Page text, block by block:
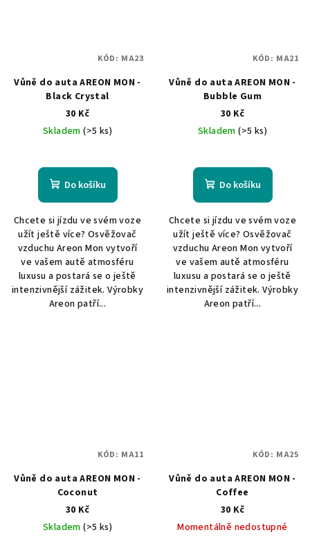
Vůně do auta AREON MON -
Black Crystal
30 Kč
Skladem(>5 ks)
Do košíku
Chcete si jízdu ve svém voze
užít ještě více? Osvěžovač
vzduchu Areon Mon vytvoří
ve vašem autě atmosféru
luxusu a postará se o ještě
intenzivnější zážitek. Výrobky
Areon patří...
KÓD: MA23
Vůně do auta AREON MON -
Bubble Gum
30 Kč
Skladem(>5 ks)
Do košíku
Chcete si jízdu ve svém voze
užít ještě více? Osvěžovač
vzduchu Areon Mon vytvoří
ve vašem autě atmosféru
luxusu a postará se o ještě
intenzivnější zážitek. Výrobky
Areon patří...
KÓD: MA21
Vůně do auta AREON MON -
Coconut
30 Kč
Skladem(>5 ks)
KÓD: MA11
Vůně do auta AREON MON -
Coffee
30 Kč
Momentálně nedostupné
KÓD: MA25